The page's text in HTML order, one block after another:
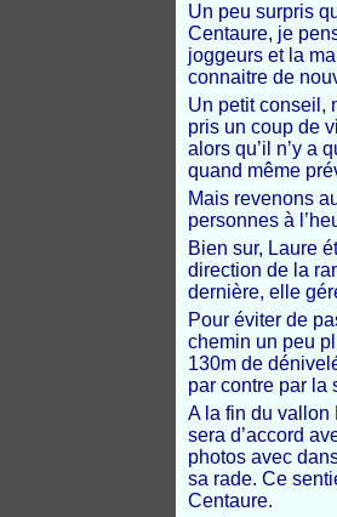
Un peu surpris
Centaure, je
joggeurs et la
connaitre de
Un petit conseil,
pris un coup de
alors qu’il n’y a
quand même
Mais revenons
personnes à
Bien sur, Laure
direction de la
dernière, elle
Pour éviter de
chemin un peu
130m de
par contre par la
A la fin du vallon
sera d’accord
photos avec
sa rade. Ce
Centaure.